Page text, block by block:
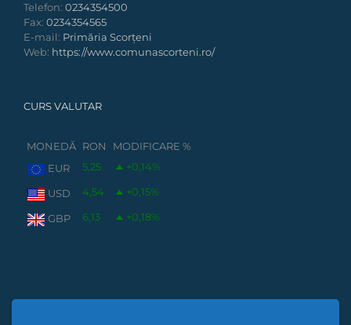
Telefon: 0234354500
Fax: 0234354565
E-mail: Primăria Scorțeni
Web: https://www.comunascorteni.ro/
CURS VALUTAR
MONEDĂ RON
MODIFICARE %
EUR
5,25 +0,14%
USD 4,54 +0,15%
GBP 6,13 +0,18%